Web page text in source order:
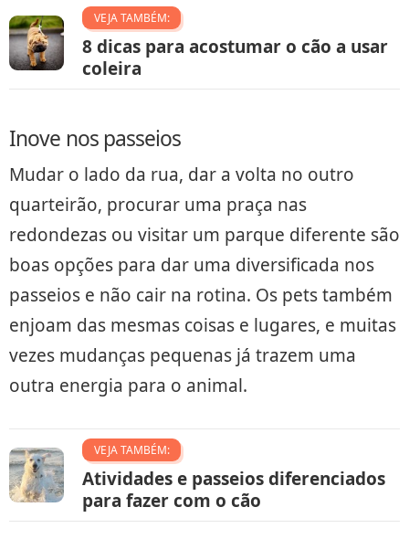
VEJA TAMBÉM:
8 dicas para acostumar o cão a usar
coleira
Inove nos passeios
Mudar o lado da rua, dar a volta no outro
quarteirão, procurar uma praça nas
redondezas ou visitar um parque diferente são
boas opções para dar uma diversificada nos
passeios e não cair na rotina. Os pets também
enjoam das mesmas coisas e lugares, e muitas
vezes mudanças pequenas já trazem uma
outra energia para o animal.
VEJA TAMBÉM:
Atividades e passeios diferenciados
para fazer com o cão